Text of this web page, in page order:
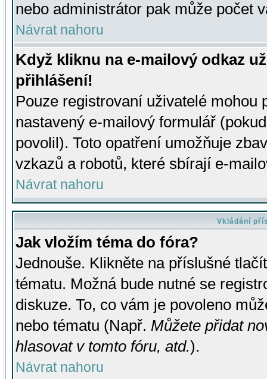
nebo administrátor pak může počet
Návrat nahoru
Když kliknu na e-mailový odkaz
přihlášení!
Pouze registrovaní uživatelé mohou
nastavený e-mailový formulář
povolil). Toto opatření umožňuje
vzkazů a robotů, které sbírají e-
Návrat nahoru
Vkládání
Jak vložím téma do fóra?
Jednouše. Klikněte na příslušné
tématu. Možná bude nutné se
diskuze. To, co vám je povoleno
nebo tématu (Např. Můžete přidat
hlasovat v tomto fóru, atd.).
Návrat nahoru